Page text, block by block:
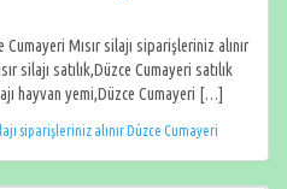
Cumayeri Mısır silajı siparişleriniz alınır
silajı satılık,Düzce Cumayeri satılık
hayvan yemi,Düzce Cumayeri […]
siparişleriniz alınır Düzce Cumayeri